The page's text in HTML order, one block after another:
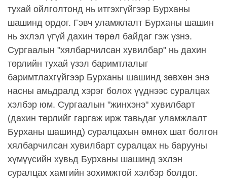
тухай ойлголтонд нь итгэхгүйгээр Бурханы
шашинд ордог. Гэвч уламжлалт Бурханы шашин
нь эхлэл үгүй дахин төрөл байдаг гэж үзнэ.
Сургаалын "хялбарчилсан хувилбар" нь дахин
төрлийн тухай үзэл баримтлалыг
баримтлахгүйгээр Бурханы шашинд зөвхөн энэ
насны амьдралд хэрэг болох үүднээс суралцах
хэлбэр юм. Сургаалын "жинхэнэ" хувилбарт
(дахин төрлийг гаргаж ирж тавьдаг уламжлалт
Бурханы шашинд) суралцахын өмнөх шат болгон
хялбарчилсан хувилбарт суралцах нь барууны
хүмүүсийн хувьд Бурханы шашинд эхлэн
суралцах хамгийн зохимжтой хэлбэр болдог.